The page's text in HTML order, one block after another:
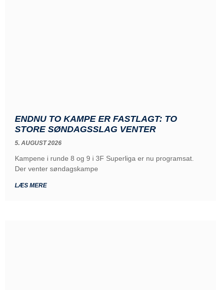
ENDNU TO KAMPE ER FASTLAGT: TO
STORE SØNDAGSSLAG VENTER
5. AUGUST 2026
Kampene i runde 8 og 9 i 3F Superliga er nu programsat.
Der venter søndagskampe
LÆS MERE